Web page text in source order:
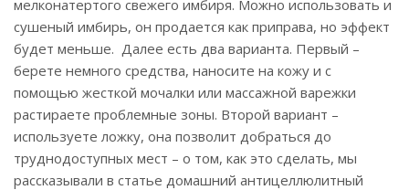
мелконатертого свежего имбиря. Можно использовать и
сушеный имбирь, он продается как приправа, но эффект
будет меньше. Далее есть два варианта. Первый –
берете немного средства, наносите на кожу и с
помощью жесткой мочалки или массажной варежки
растираете проблемные зоны. Второй вариант –
используете ложку, она позволит добраться до
труднодоступных мест – о том, как это сделать, мы
рассказывали в статье домашний антицеллюлитный